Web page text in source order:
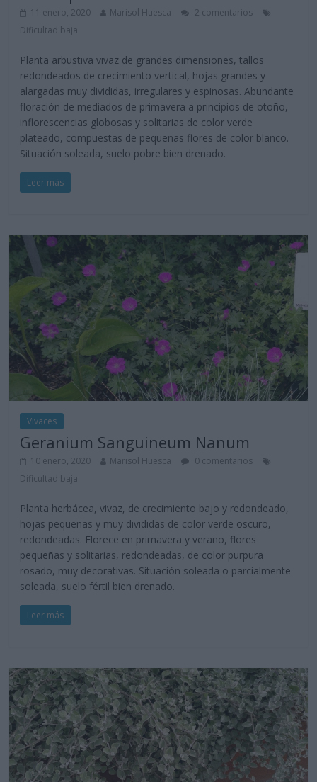
11 enero, 2020 Marisol Huesca
2 comentarios
Dificultad baja
Planta arbustiva vivaz de grandes dimensiones, tallos
redondeados de crecimiento vertical, hojas grandes y
alargadas muy divididas, irregulares y espinosas. Abundante
floración de mediados de primavera a principios de otoño,
inflorescencias globosas y solitarias de color verde
plateado, compuestas de pequeñas flores de color blanco.
Situación soleada, suelo pobre bien drenado.
Leer más
Vivaces
Geranium Sanguineum Nanum
10 enero, 2020 Marisol Huesca
0 comentarios
Dificultad baja
Planta herbácea, vivaz, de crecimiento bajo y redondeado,
hojas pequeñas y muy divididas de color verde oscuro,
redondeadas. Florece en primavera y verano, flores
pequeñas y solitarias, redondeadas, de color purpura
rosado, muy decorativas. Situación soleada o parcialmente
soleada, suelo fértil bien drenado.
Leer más